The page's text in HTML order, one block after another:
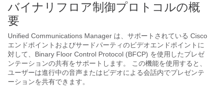
バイナリフロア制御プロトコルの概
要
Unified Communications Manager は、サポートされている Cisco
エンドポイントおよびサードパーティのビデオエンドポイントに
対して、Binary Floor Control Protocol (BFCP) を使用したプレゼ
ンテーションの共有をサポートします。 この機能を使用すると、
ユーザーは進行中の音声またはビデオによる会話内でプレゼンテ
ーションを共有できます。